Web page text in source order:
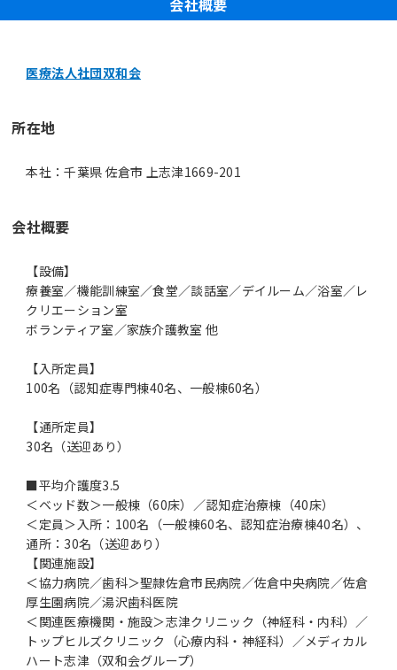
会社概要
医療法人社団双和会
所在地
本社：千葉県 佐倉市 上志津1669-201
会社概要
【設備】
療養室／機能訓練室／食堂／談話室／デイルーム／浴室／レ
クリエーション室
ボランティア室／家族介護教室 他
【入所定員】
100名（認知症専門棟40名、一般棟60名）
【通所定員】
30名（送迎あり）
■平均介護度3.5
＜ベッド数＞一般棟（60床）／認知症治療棟（40床）
＜定員＞入所：100名（一般棟60名、認知症治療棟40名）、
通所：30名（送迎あり）
【関連施設】
＜協力病院／歯科＞聖隷佐倉市民病院／佐倉中央病院／佐倉
厚生園病院／湯沢歯科医院
＜関連医療機関・施設＞志津クリニック（神経科・内科）／
トップヒルズクリニック（心療内科・神経科）／メディカル
ハート志津（双和会グループ）